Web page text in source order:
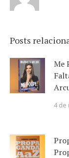
Posts
Me
4 de